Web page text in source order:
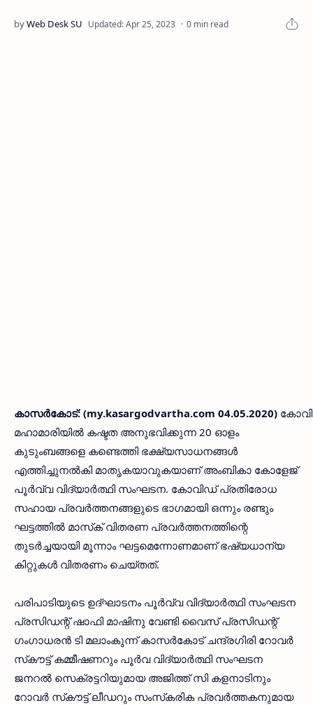
0 min read
കാസര്‍കോട്: (my.kasargodvartha.com 04.05.2020)
മഹാമാരിയില്‍ കഷ്ടത അനുഭവിക്കുന്ന 20 ഓളം
കുടുംബങ്ങളെ കണ്ടെത്തി ഭക്ഷ്യസാധനങ്ങള്‍
എത്തിച്ചുനല്‍കി മാതൃകയാവുകയാണ് അംബികാ കോളേജ്
പൂര്‍വ്വ വിദ്യാര്‍ത്ഥി സംഘടന. കോവിഡ് പ്രതിരോധ
സഹായ പ്രവര്‍ത്തനങ്ങളുടെ ഭാഗമായി ഒന്നും രണ്ടും
ഘട്ടത്തില്‍ മാസ്‌ക് വിതരണ പ്രവര്‍ത്തനത്തിന്റെ
തുടര്‍ച്ചയായി മൂന്നാം ഘട്ടമെന്നോണമാണ് ഭഷ്യധാന്യ
കിറ്റുകള്‍ വിതരണം ചെയ്തത്.
പരിപാടിയുടെ ഉദ്ഘാടനം പൂര്‍വ്വ വിദ്യാര്‍ത്ഥി സംഘടന
പ്രസിഡന്റ് ഷാഫി മാഷിനു വേണ്ടി വൈസ് പ്രസിഡന്റ്
ഗംഗാധരന്‍ ടി മലാംകുന്ന് കാസര്‍കോട് ചന്ദ്രഗിരി റോവര്‍
സ്‌കൗട്ട് കമ്മീഷണറും പൂര്‍വ വിദ്യാര്‍ത്ഥി സംഘടന
ജനറല്‍ സെക്രട്ടറിയുമായ അജിത്ത് സി കളനാടിനും
റോവര്‍ സ്‌കൗട്ട് ലീഡറും സംസ്‌കരിക പ്രവര്‍ത്തകനുമായ